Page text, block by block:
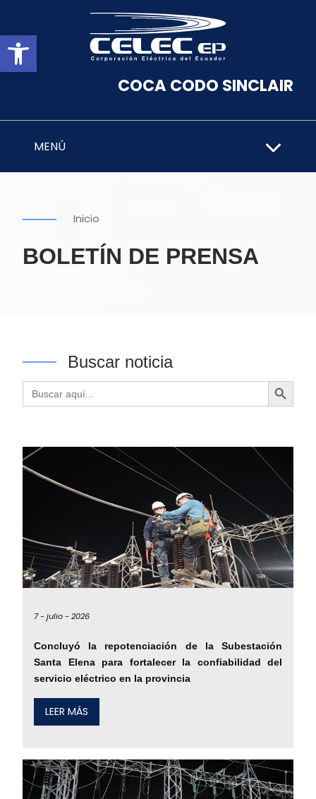
Abrir barra de herramientas
COCA CODO SINCLAIR
MENÚ
Inicio
BOLETÍN DE PRENSA
Buscar noticia
Buscar: Botón de búsqueda
7 -julio -2026
Concluyó la repotenciación de la Subestación
Santa Elena para fortalecer la confiabilidad del
servicio eléctrico en la provincia
LEER MÁS